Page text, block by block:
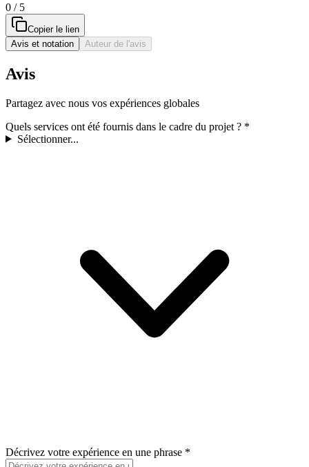
0 / 5
Copier le lien
Avis et notation
Auteur de l'avis
Avis
Partagez avec nous vos expériences globales
Quels services ont été fournis dans le cadre du projet ? *
Sélectionner...
Décrivez votre expérience en une phrase *